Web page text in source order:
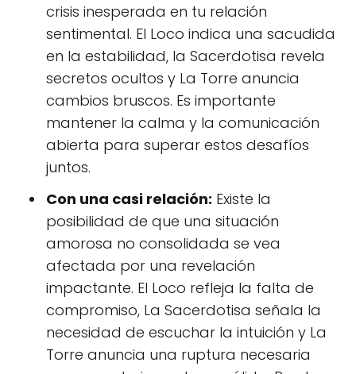
crisis inesperada en tu relación
sentimental. El Loco indica una sacudida
en la estabilidad, la Sacerdotisa revela
secretos ocultos y La Torre anuncia
cambios bruscos. Es importante
mantener la calma y la comunicación
abierta para superar estos desafíos
juntos.
Con una casi relación: Existe la
posibilidad de que una situación
amorosa no consolidada se vea
afectada por una revelación
impactante. El Loco refleja la falta de
compromiso, La Sacerdotisa señala la
necesidad de escuchar la intuición y La
Torre anuncia una ruptura necesaria